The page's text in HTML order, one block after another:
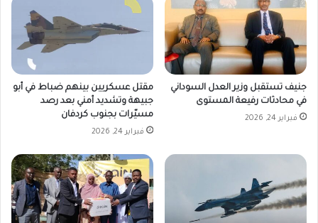
جنيف تستقبل وزير العدل السوداني
في محادثات رفيعة المستوى
فبراير 24, 2026
مقتل عسكريين بينهم ضباط في أبو
جبيهة وتشديد أمني بعد رصد
مسيّرات بجنوب كردفان
فبراير 24, 2026